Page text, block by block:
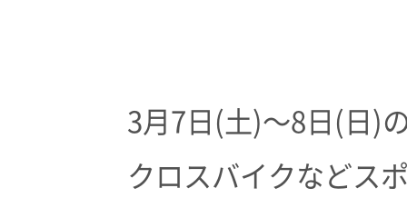
3月7日(土)～8日(日)
クロスバイクなどス